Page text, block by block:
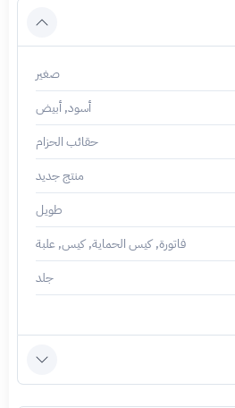
صغير
أسود, أبيض
حقائب الحزام
منتج جديد
طويل
فاتورة, كيس الحماية, كيس, علبة
جلد